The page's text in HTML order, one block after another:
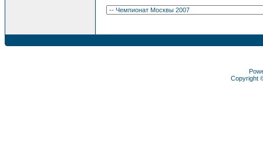
Copyright